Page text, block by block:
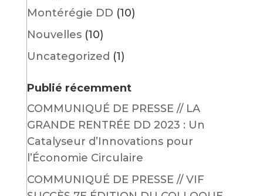
Montérégie DD (10)
Nouvelles(10)
Uncategorized (1)
Publié récemment
COMMUNIQUÉ DE PRESSE // LA
GRANDE RENTRÉE DD 2023 : Un
Catalyseur d’Innovations pour
l’Économie Circulaire
COMMUNIQUÉ DE PRESSE // VIF